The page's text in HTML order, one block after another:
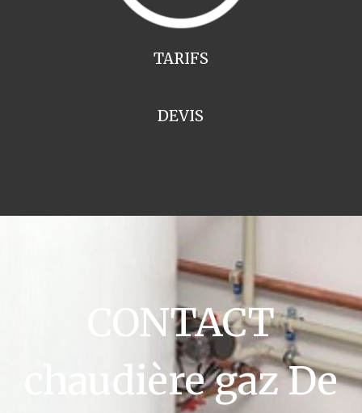
TARIFS
DEVIS
CONTACT
chaudière gaz De